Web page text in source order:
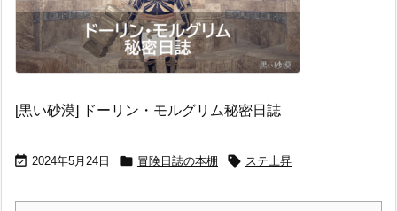
[黒い砂漠] ドーリン・モルグリム秘密日誌
 2024年5月24日  冒険日誌の本棚  ステ上昇